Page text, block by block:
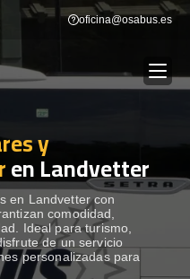
oficina@osabus.es
Show dropdown
Show dropdown
y
en Landvetter
en Landvetter con
comodidad,
Ideal para turismo,
de un servicio
personalizadas para